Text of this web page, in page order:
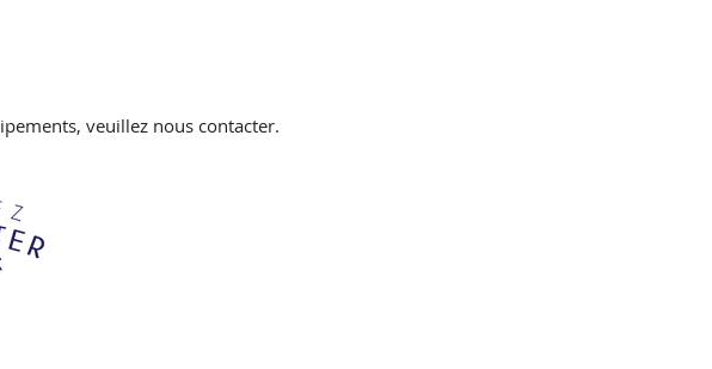
veuillez nous contacter.